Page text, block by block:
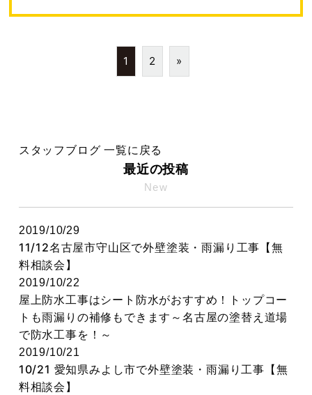
1 2 »
スタッフブログ 一覧に戻る
最近の投稿
New
2019/10/29
11/12名古屋市守山区で外壁塗装・雨漏り工事【無
料相談会】
2019/10/22
屋上防水工事はシート防水がおすすめ！トップコー
トも雨漏りの補修もできます～名古屋の塗替え道場
で防水工事を！～
2019/10/21
10/21 愛知県みよし市で外壁塗装・雨漏り工事【無
料相談会】